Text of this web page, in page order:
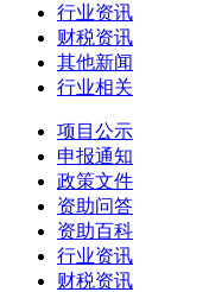
行业资讯
财税资讯
其他新闻
行业相关
项目公示
申报通知
政策文件
资助问答
资助百科
行业资讯
财税资讯